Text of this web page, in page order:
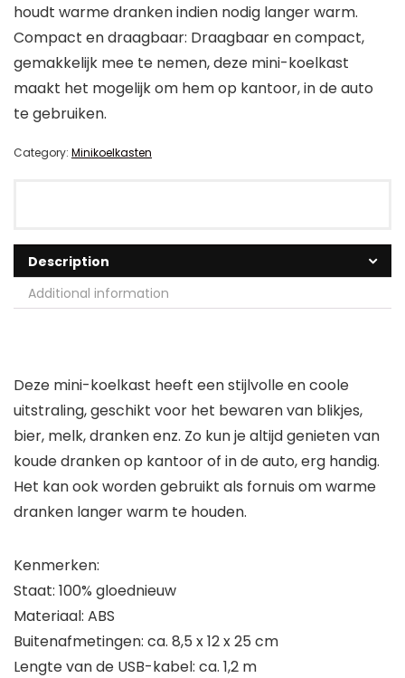
houdt warme dranken indien nodig langer warm.
Compact en draagbaar: Draagbaar en compact,
gemakkelijk mee te nemen, deze mini-koelkast
maakt het mogelijk om hem op kantoor, in de auto
te gebruiken.
Category: Minikoelkasten
Description
Additional information
Deze mini-koelkast heeft een stijlvolle en coole
uitstraling, geschikt voor het bewaren van blikjes,
bier, melk, dranken enz. Zo kun je altijd genieten van
koude dranken op kantoor of in de auto, erg handig.
Het kan ook worden gebruikt als fornuis om warme
dranken langer warm te houden.
Kenmerken:
Staat: 100% gloednieuw
Materiaal: ABS
Buitenafmetingen: ca. 8,5 x 12 x 25 cm
Lengte van de USB-kabel: ca. 1,2 m